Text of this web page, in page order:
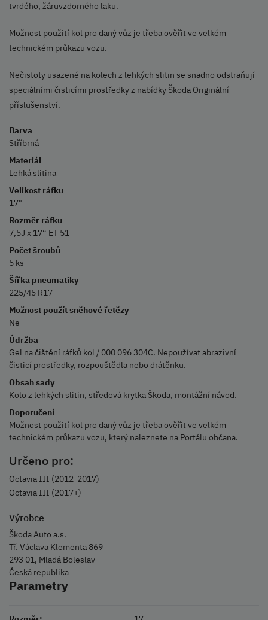
tvrdého, žáruvzdorného laku.
Možnost použití kol pro daný vůz je třeba ověřit ve velkém
technickém průkazu vozu.
Nečistoty usazené na kolech z lehkých slitin se snadno odstraňují
speciálními čisticími prostředky z nabídky Škoda Originální
příslušenství.
Barva
Stříbrná
Materiál
Lehká slitina
Velikost ráfku
17"
Rozměr ráfku
7,5J x 17“ ET 51
Počet šroubů
5 ks
Šířka pneumatiky
225/45 R17
Možnost použít sněhové řetězy
Ne
Údržba
Gel na čištění ráfků kol / 000 096 304C. Nepoužívat abrazivní
čisticí prostředky, rozpouštědla nebo drátěnku.
Obsah sady
Kolo z lehkých slitin, středová krytka Škoda, montážní návod.
Doporučení
Možnost použití kol pro daný vůz je třeba ověřit ve velkém
technickém průkazu vozu, který naleznete na Portálu občana.
Určeno pro:
Octavia III (2012-2017)
Octavia III (2017+)
Výrobce
Škoda Auto a.s.
Tř. Václava Klementa 869
293 01, Mladá Boleslav
Česká republika
Parametry